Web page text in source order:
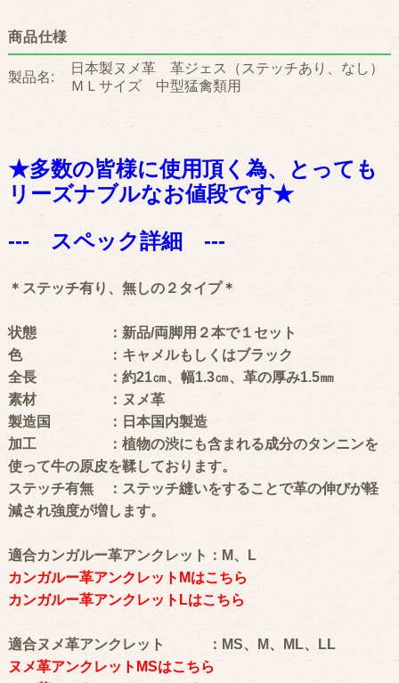
商品仕様
製品名:
日本製ヌメ革 革ジェス（ステッチあり、なし）
ＭＬサイズ 中型猛禽類用
★多数の皆様に使用頂く為、とっても
リーズナブルなお値段です★
--- スペック詳細 ---
＊ステッチ有り、無しの２タイプ＊
状態 ：新品/両脚用２本で１セット
色 ：キャメルもしくはブラック
全長 ：約21㎝、幅1.3㎝、革の厚み1.5㎜
素材 ：ヌメ革
製造国 ：日本国内製造
加工 ：植物の渋にも含まれる成分のタンニンを
使って牛の原皮を鞣しております。
ステッチ有無 ：ステッチ縫いをすることで革の伸びが軽
減され強度が増します。
適合カンガルー革アンクレット：M、L
カンガルー革アンクレットMはこちら
カンガルー革アンクレットLはこちら
適合ヌメ革アンクレット ：MS、M、ML、LL
ヌメ革アンクレットMSはこちら